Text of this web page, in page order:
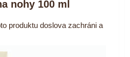
nohy 100 ml
produktu doslova zachráni a